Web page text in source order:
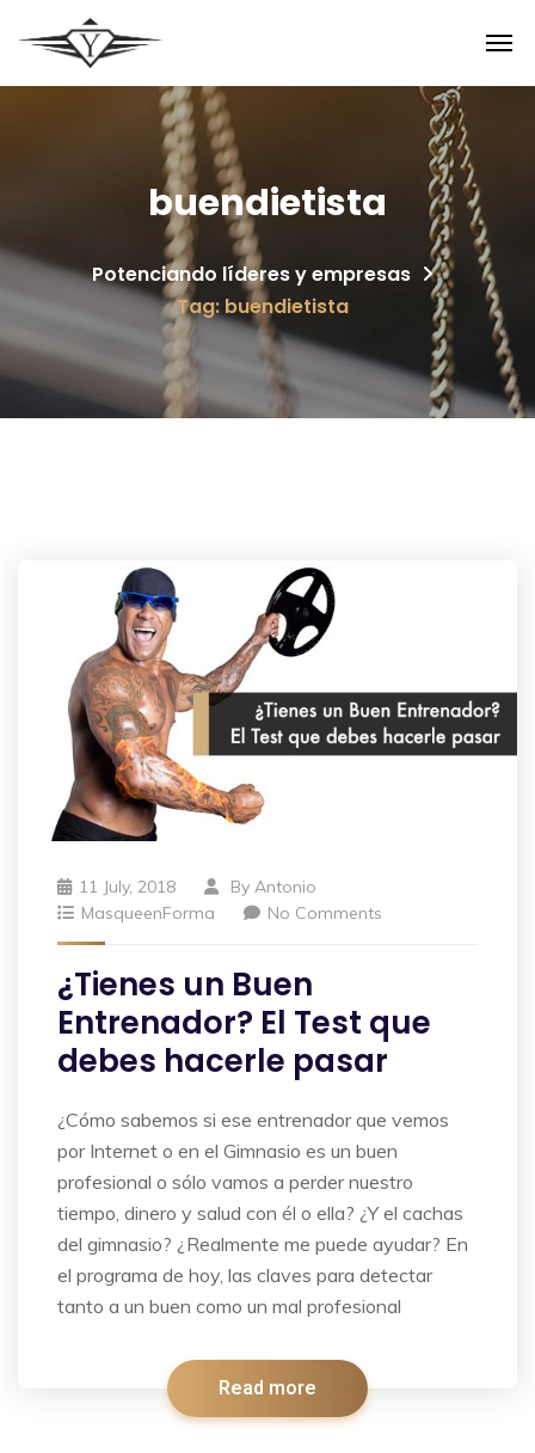
buendietista
Potenciando líderes y empresas
Tag: buendietista
11 July, 2018 By Antonio
MasqueenForma
No Comments
¿Tienes un Buen
Entrenador? El Test que
debes hacerle pasar
¿Cómo sabemos si ese entrenador que vemos
por Internet o en el Gimnasio es un buen
profesional o sólo vamos a perder nuestro
tiempo, dinero y salud con él o ella? ¿Y el cachas
del gimnasio? ¿Realmente me puede ayudar? En
el programa de hoy, las claves para detectar
tanto a un buen como un mal profesional
Read more